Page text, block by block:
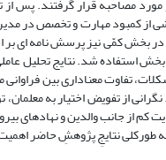
از کمبود مهارت و تخصص در
استفاده شد. نتایج تحلیل
تفاوت معناداری بین
از تفویض اختیار به
کم از جانب والدین و نهادهای
طورکلی نتایجِ پژوهشِ حاضر